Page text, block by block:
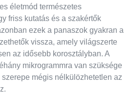
életmód természetes
friss kutatás és a szakértők
ezek a panaszok gyakran a
vissza, amely világszerte
az idősebb korosztályban. A
mikrogrammra van szüksége
mégis nélkülözhetetlen az